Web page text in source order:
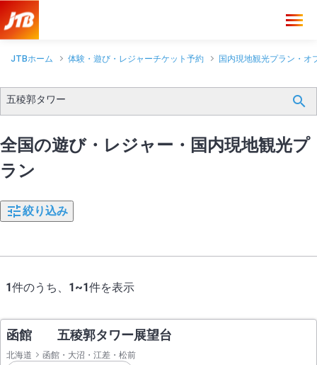
JTBホーム 体験・遊び・レジャーチケット予約 国内現地観光プラン・オ
五稜郭タワー
全国の遊び・レジャー・国内現地観光プ
ラン
絞り込み
1件のうち、 1~1件を表示
函館 五稜郭タワー展望台
北海道 函館・大沼・江差・松前